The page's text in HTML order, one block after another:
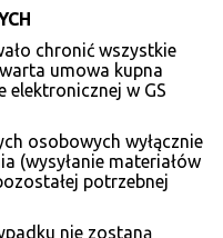
chronić wszystkie
umowa kupna
elektronicznej w GS
osobowych wyłącznie
(wysyłanie materiałów
potrzebnej
nie zostaną